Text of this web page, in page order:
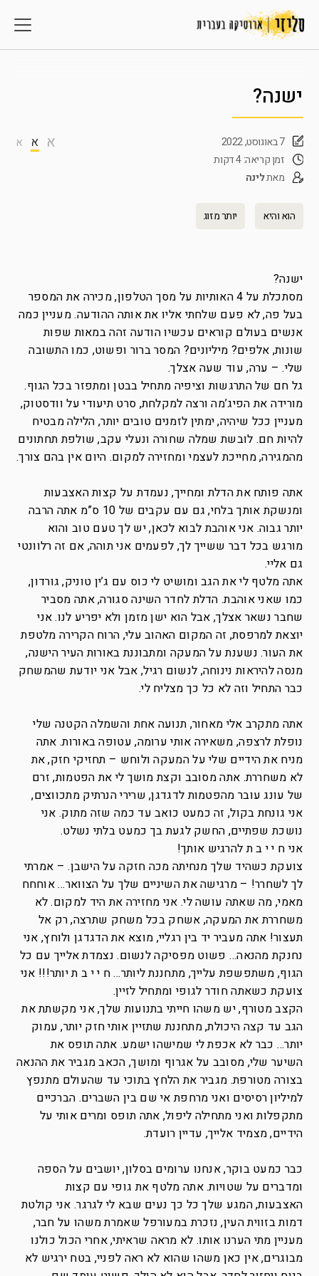
ישנה?
א א א
7 באוגוסט, 2022
זמן קריאה: 4 דקות
מאתלינה
הוא והיא יותר מזוג
ישנה?
מסתכלת על 4 האותיות על מסך הטלפון, מכירה את המספר
בעל פה, לא פעם שלחתי אליו את אותה ההודעה. מעניין כמה
אנשים בעולם קוראים עכשיו הודעה זהה במאות שפות
שונות, אלפים? מיליונים? המסר ברור ופשוט, כמו התשובה
שלי. – ערה, עוד שעה אצלך.
גל חם של התרגשות וציפיה מתחיל בבטן ומתפזר בכל הגוף.
מורידה את הפיג’מה ורצה למקלחת, סרט תיעודי על וודסטוק,
מעניין ככל שיהיה, ימתין לזמנים טובים יותר, הלילה מבטיח
להיות חם. לובשת שמלה שחורה ונעלי עקב, שולפת תחתונים
מהמגירה, מחייכת לעצמי ומחזירה למקום. היום אין בהם צורך.
אתה פותח את הדלת ומחייך, נעמדת על קצות האצבעות
ומנשקת אותך בלחי, גם עם עקבים של 10 ס”מ אתה הרבה
יותר גבוה. אני אוהבת לבוא לכאן, יש לך טעם טוב והוא
מורגש בכל דבר ששייך לך, לפעמים אני תוהה, אם זה רלוונטי
גם אליי.
אתה מלטף לי את הגב ומושיט לי כוס עם ג’ין טוניק, גורדון,
כמו שאני אוהבת. הדלת לחדר השינה סגורה, אתה מסביר
שחבר נשאר אצלך, אבל הוא ישן מזמן ולא יפריע לנו. אני
יוצאת למרפסת, זה המקום האהוב עלי, הרוח הקרירה מלטפת
את העור. נשענת על המעקה ומתבוננת באורות העיר הישנה,
מנסה להיראות נינוחה, לנשום רגיל, אבל אני יודעת שהמשחק
כבר התחיל וזה לא כל כך מצליח לי.
אתה מתקרב אלי מאחור, תנועה אחת והשמלה הקטנה שלי
נופלת לרצפה, משאירה אותי ערומה, עטופה באורות. אתה
מניח את הידיים שלי על המעקה ולוחש – תחזיקי חזק, את
לא משחררת. אתה מסובב וקצת מושך לי את הפטמות, זרם
של עונג עובר מהפטמות לדגדגן, שרירי הנרתיק מתכווצים,
אני גונחת בקול, זה כמעט כואב עד כמה שזה מתוק. אני
נושכת שפתיים, החשק לגעת בך כמעט בלתי נשלט.
אני ח י י ב ת להרגיש אותך!
צועקת כשהיד שלך מנחיתה מכה חזקה על הישבן. – אמרתי
לך לשחרר! – מרגישה את השיניים שלך על הצוואר… אוחחח
מאמי, מה שאתה עושה לי. אני מחזירה את היד למקום. לא
משחררת את המעקה, אשחק בכל משחק שתרצה, רק אל
תעצור! אתה מעביר יד בין רגליי, מוצא את הדגדגן ולוחץ, אני
נחנקת מהנאה… פשוט מפסיקה לנשום. נצמדת אלייך עם כל
הגוף, משתפשפת עלייך, מתחננת ליותר… ח י י ב ת יותר!!! אני
צועקת כשאתה חודר לגופי ומתחיל לזיין.
הקצב מטורף, יש משהו חייתי בתנועות שלך, אני מקשתת את
הגב עד קצה היכולת, מתחננת שתזיין אותי חזק יותר, עמוק
יותר… כבר לא אכפת לי שמישהו ישמע. אתה תופס את
השיער שלי, מסובב על אגרוף ומושך, הכאב מגביר את ההנאה
בצורה מטורפת. מגביר את הלחץ בתוכי עד שהעולם מתנפץ
למיליון רסיסים ואני מרחפת אי שם בין השברים. הברכיים
מתקפלות ואני מתחילה ליפול, אתה תופס ומרים אותי על
הידיים, מצמיד אלייך, עדיין רועדת.
כבר כמעט בוקר, אנחנו ערומים בסלון, יושבים על הספה
ומדברים על שטויות. אתה מלטף את גופי עם קצות
האצבעות, המגע שלך כל כך נעים שבא לי לגרגר. אני קולטת
דמות בזווית העין, נזכרת במעורפל שאמרת משהו על חבר,
מעניין מתי הערנו אותו. לא מראה שראיתי, אחרי הכול כולנו
מבוגרים, אין כאן משהו שהוא לא ראה לפניי, בטח ירגיש לא